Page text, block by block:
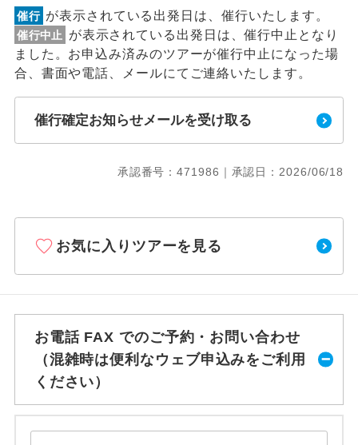
催行 が表示されている出発日は、催行いたします。
催行中止
が表示されている出発日は、催行中止となり
ました。お申込み済みのツアーが催行中止になった場
合、書面や電話、メールにてご連絡いたします。
催行確定お知らせメールを受け取る
承認番号：471986｜承認日：2026/06/18
お気に入りツアーを見る
お電話 FAX でのご予約・お問い合わせ
（混雑時は便利なウェブ申込みをご利用
ください）